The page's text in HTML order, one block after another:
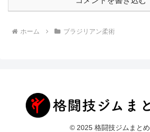
ホーム ブラジリアン柔術
© 2025 格闘技ジムまとめ.